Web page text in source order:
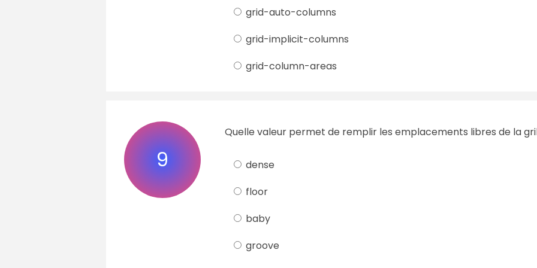
grid-auto-columns
grid-implicit-columns
grid-column-areas
9
Quelle valeur permet de remplir les emplacements libres de la
dense
floor
baby
groove